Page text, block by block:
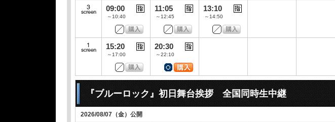
09:00
～10:40
11:05
～12:45
13:10
～14:50
15:20
～17:00
20:30
～22:10
『ブルーロック』初日舞台挨拶 全国同時生中継
2026/08/07（金）公開